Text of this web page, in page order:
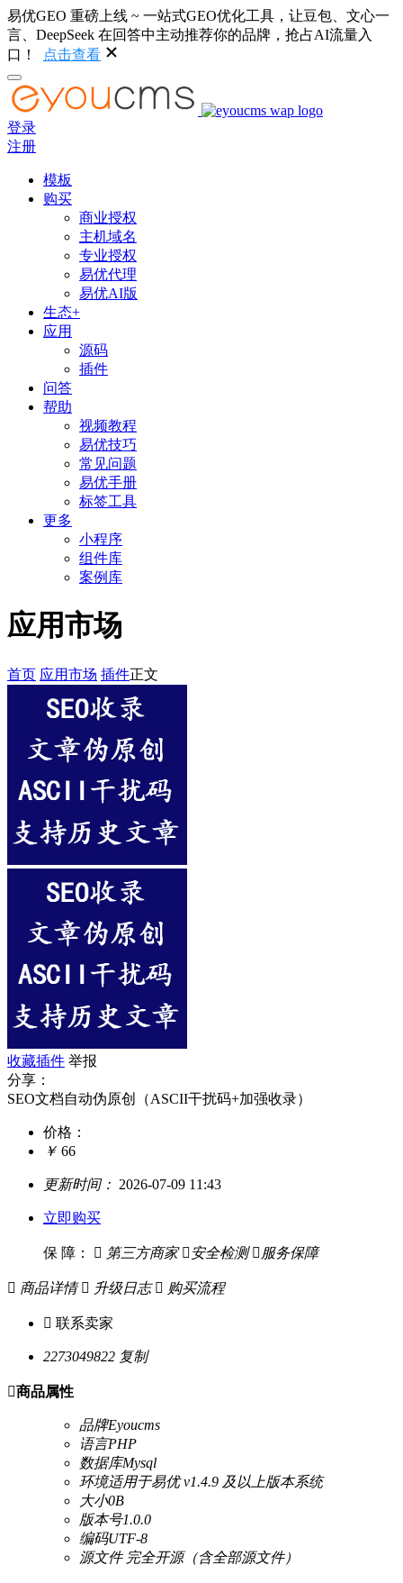
易优GEO 重磅上线 ~ 一站式GEO优化工具，让豆包、文心一
言、DeepSeek 在回答中主动推荐你的品牌，抢占AI流量入
口！
点击查看
登录
注册
模板
购买
商业授权
主机域名
专业授权
易优代理
易优AI版
生态+
应用
源码
插件
问答
帮助
视频教程
易优技巧
常见问题
易优手册
标签工具
更多
小程序
组件库
案例库
应用市场
首页 应用市场 插件正文
收藏插件 举报
分享：
SEO文档自动伪原创（ASCII干扰码+加强收录）
价格：
￥ 66
更新时间： 2026-07-09 11:43
立即购买
保 障：  第三方商家  安全检测  服务保障
 商品详情  升级日志  购买流程
 联系卖家
2273049822 复制
商品属性
品牌Eyoucms
语言PHP
数据库Mysql
环境适用于易优 v1.4.9 及以上版本系统
大小0B
版本号1.0.0
编码UTF-8
源文件完全开源（含全部源文件）